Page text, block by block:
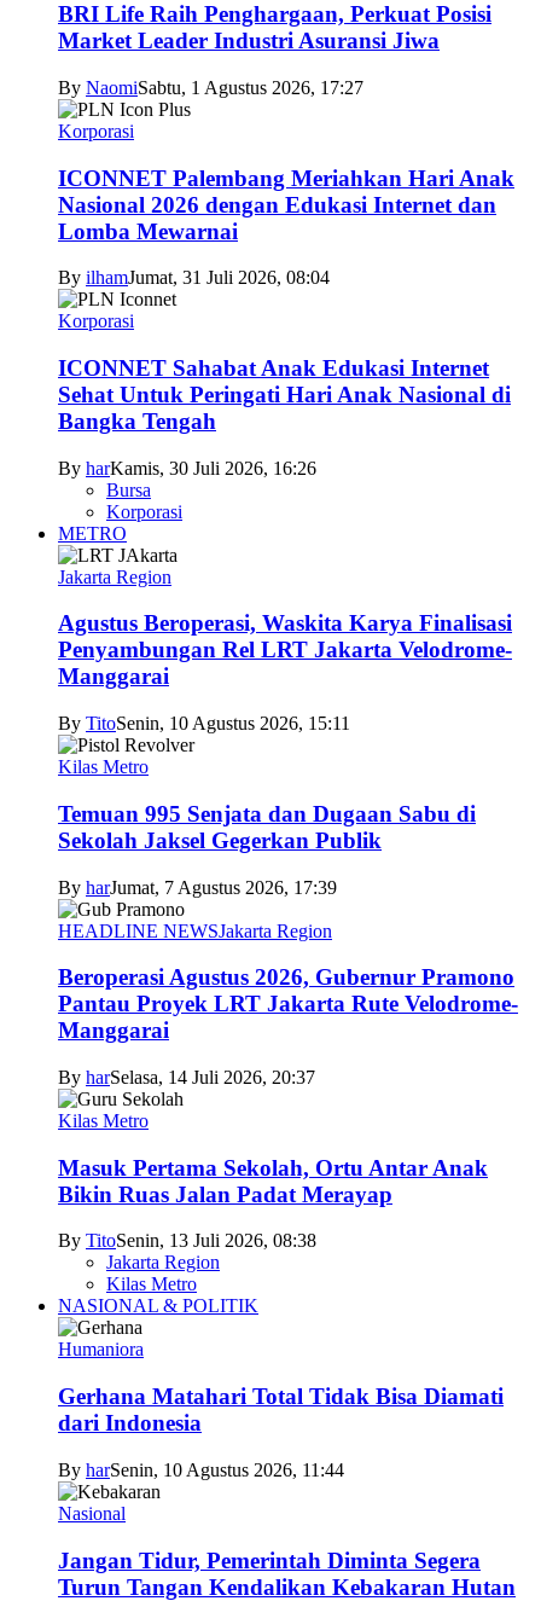
BRI Life Raih Penghargaan, Perkuat Posisi
Market Leader Industri Asuransi Jiwa
By NaomiSabtu, 1 Agustus 2026, 17:27
Korporasi
ICONNET Palembang Meriahkan Hari Anak
Nasional 2026 dengan Edukasi Internet dan
Lomba Mewarnai
By ilhamJumat, 31 Juli 2026, 08:04
Korporasi
ICONNET Sahabat Anak Edukasi Internet
Sehat Untuk Peringati Hari Anak Nasional di
Bangka Tengah
By harKamis, 30 Juli 2026, 16:26
Bursa
Korporasi
METRO
Jakarta Region
Agustus Beroperasi, Waskita Karya Finalisasi
Penyambungan Rel LRT Jakarta Velodrome-
Manggarai
By TitoSenin, 10 Agustus 2026, 15:11
Kilas Metro
Temuan 995 Senjata dan Dugaan Sabu di
Sekolah Jaksel Gegerkan Publik
By harJumat, 7 Agustus 2026, 17:39
HEADLINE NEWSJakarta Region
Beroperasi Agustus 2026, Gubernur Pramono
Pantau Proyek LRT Jakarta Rute Velodrome-
Manggarai
By harSelasa, 14 Juli 2026, 20:37
Kilas Metro
Masuk Pertama Sekolah, Ortu Antar Anak
Bikin Ruas Jalan Padat Merayap
By TitoSenin, 13 Juli 2026, 08:38
Jakarta Region
Kilas Metro
NASIONAL & POLITIK
Humaniora
Gerhana Matahari Total Tidak Bisa Diamati
dari Indonesia
By harSenin, 10 Agustus 2026, 11:44
Nasional
Jangan Tidur, Pemerintah Diminta Segera
Turun Tangan Kendalikan Kebakaran Hutan